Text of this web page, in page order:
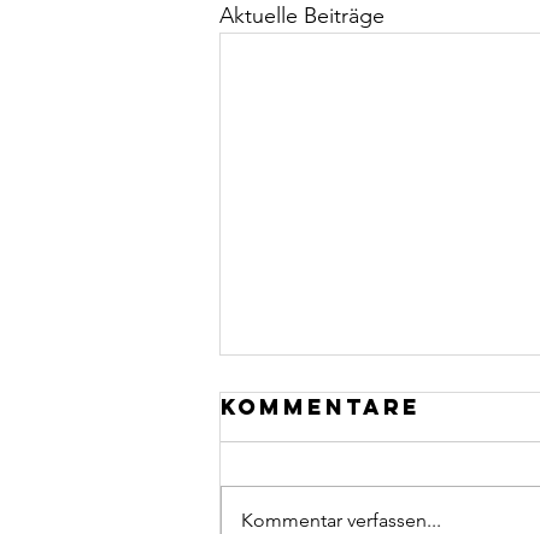
Aktuelle Beiträge
Kommentare
Kommentar verfassen...